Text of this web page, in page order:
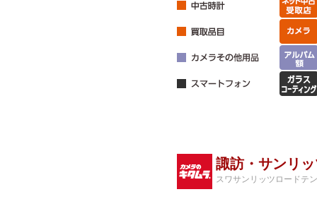
諏訪・サンリ
スワサンリッツロードテン